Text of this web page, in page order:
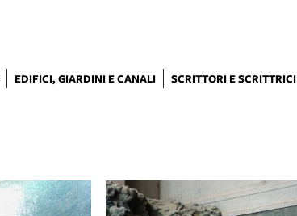
EDIFICI, GIARDINI E CANALI SCRITTORI E SCRITTRICI